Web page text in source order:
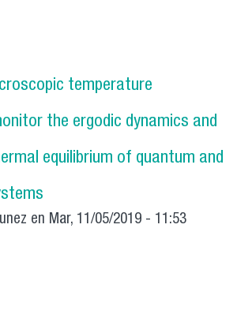
temperature
the ergodic dynamics and
equilibrium of quantum and
en Mar, 11/05/2019 - 11:53
of microscopic temperature